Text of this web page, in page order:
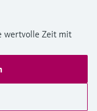
wertvolle Zeit mit